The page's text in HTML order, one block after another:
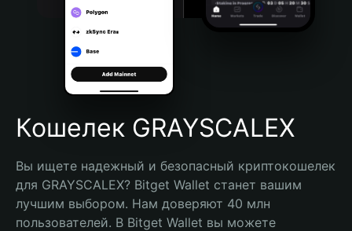
Português (Brasil)
Español (Argentina)
Кошелек GRAYSCALEX
Вы ищете надежный и безопасный криптокошелек
для GRAYSCALEX? Bitget Wallet станет вашим
лучшим выбором. Нам доверяют 40 млн
пользователей. В Bitget Wallet вы можете